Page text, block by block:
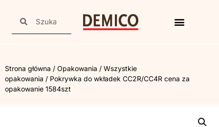
Strona główna / Opakowania / Wszystkie
opakowania / Pokrywka do wkładek CC2R/CC4R cena za
opakowanie 1584szt